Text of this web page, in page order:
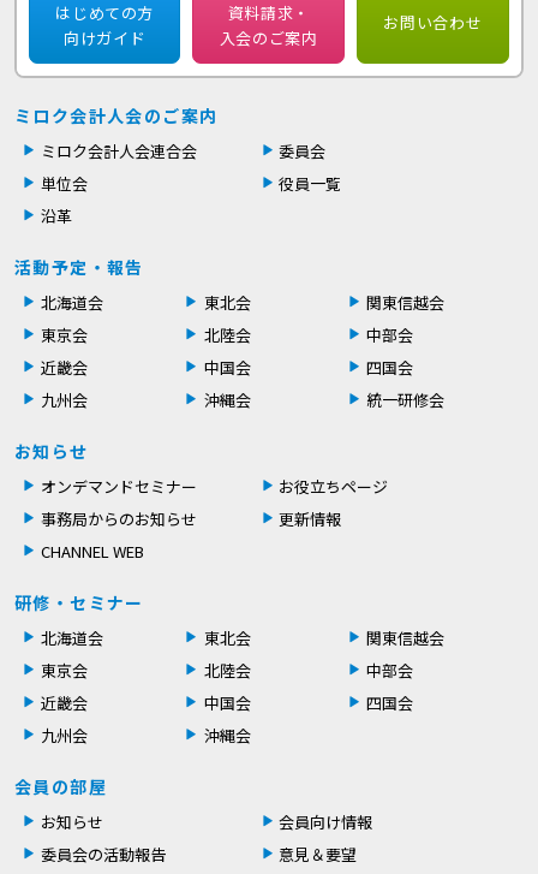
はじめての方
向けガイド
資料請求・
入会のご案内
お問い合わせ
ミロク会計人会のご案内
ミロク会計人会連合会
委員会
単位会
役員一覧
沿革
活動予定・報告
北海道会 東北会
関東信越会
東京会
北陸会
中部会
近畿会
中国会
四国会
九州会
沖縄会 統一研修会
お知らせ
オンデマンドセミナー
お役立ちページ
事務局からのお知らせ
更新情報
CHANNEL WEB
研修・セミナー
北海道会 東北会
関東信越会
東京会
北陸会
中部会
近畿会
中国会
四国会
九州会
沖縄会
会員の部屋
お知らせ
会員向け情報
委員会の活動報告
意見＆要望